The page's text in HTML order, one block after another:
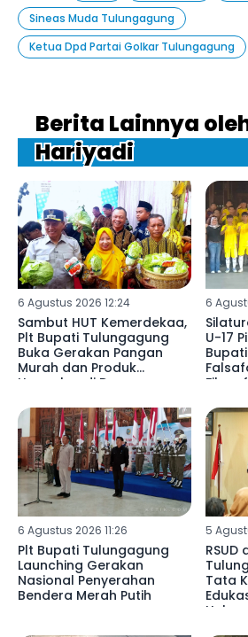
Sineas Muda Tulungagung
Ketua Dpd Partai Golkar Tulungagung
Berita Lainnya
Hariyadi
6 Agustus 2026 12:24
Sambut HUT Kemerdekaa,
Plt Bupati Tulungagung
Buka Gerakan Pangan
Murah dan Produk
Unggulan di Desa
6
U-17
6 Agustus 2026 11:26
Plt Bupati Tulungagung
Launching Gerakan
Nasional Penyerahan
Bendera Merah Putih
5
RSUD
Tata